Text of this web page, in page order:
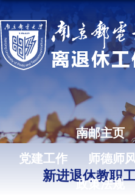
南邮主页
党建工作
师德师
政策法规
新进退休教职